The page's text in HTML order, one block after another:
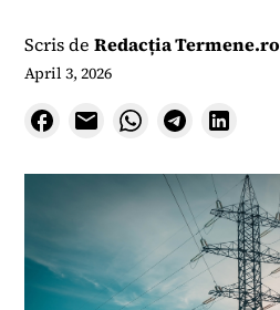
Scris de Redacția Termene.ro
April 3, 2026